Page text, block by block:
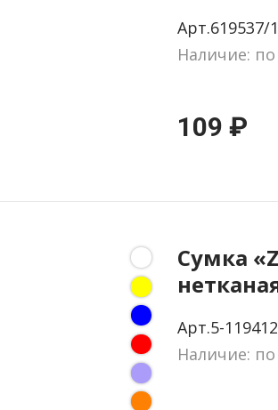
Арт.619537/
Наличие:
109 ₽
Сумка
Арт.5-
Наличие: